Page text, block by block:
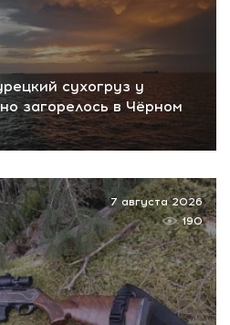
сухогруз у
загорелось в Чёрном
7 августа 2026
190